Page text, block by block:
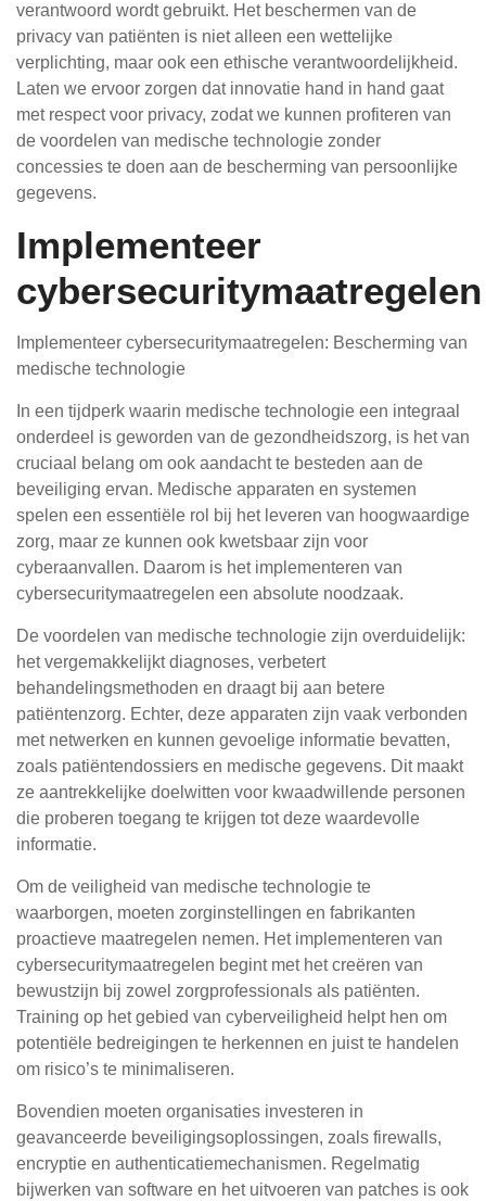
verantwoord wordt gebruikt. Het beschermen van de
privacy van patiënten is niet alleen een wettelijke
verplichting, maar ook een ethische verantwoordelijkheid.
Laten we ervoor zorgen dat innovatie hand in hand gaat
met respect voor privacy, zodat we kunnen profiteren van
de voordelen van medische technologie zonder
concessies te doen aan de bescherming van persoonlijke
gegevens.
Implementeer
cybersecuritymaatregelen
Implementeer cybersecuritymaatregelen: Bescherming van
medische technologie
In een tijdperk waarin medische technologie een integraal
onderdeel is geworden van de gezondheidszorg, is het van
cruciaal belang om ook aandacht te besteden aan de
beveiliging ervan. Medische apparaten en systemen
spelen een essentiële rol bij het leveren van hoogwaardige
zorg, maar ze kunnen ook kwetsbaar zijn voor
cyberaanvallen. Daarom is het implementeren van
cybersecuritymaatregelen een absolute noodzaak.
De voordelen van medische technologie zijn overduidelijk:
het vergemakkelijkt diagnoses, verbetert
behandelingsmethoden en draagt bij aan betere
patiëntenzorg. Echter, deze apparaten zijn vaak verbonden
met netwerken en kunnen gevoelige informatie bevatten,
zoals patiëntendossiers en medische gegevens. Dit maakt
ze aantrekkelijke doelwitten voor kwaadwillende personen
die proberen toegang te krijgen tot deze waardevolle
informatie.
Om de veiligheid van medische technologie te
waarborgen, moeten zorginstellingen en fabrikanten
proactieve maatregelen nemen. Het implementeren van
cybersecuritymaatregelen begint met het creëren van
bewustzijn bij zowel zorgprofessionals als patiënten.
Training op het gebied van cyberveiligheid helpt hen om
potentiële bedreigingen te herkennen en juist te handelen
om risico’s te minimaliseren.
Bovendien moeten organisaties investeren in
geavanceerde beveiligingsoplossingen, zoals firewalls,
encryptie en authenticatiemechanismen. Regelmatig
bijwerken van software en het uitvoeren van patches is ook